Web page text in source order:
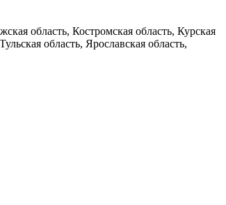
область, Костромская область, Курская
область, Ярославская область,